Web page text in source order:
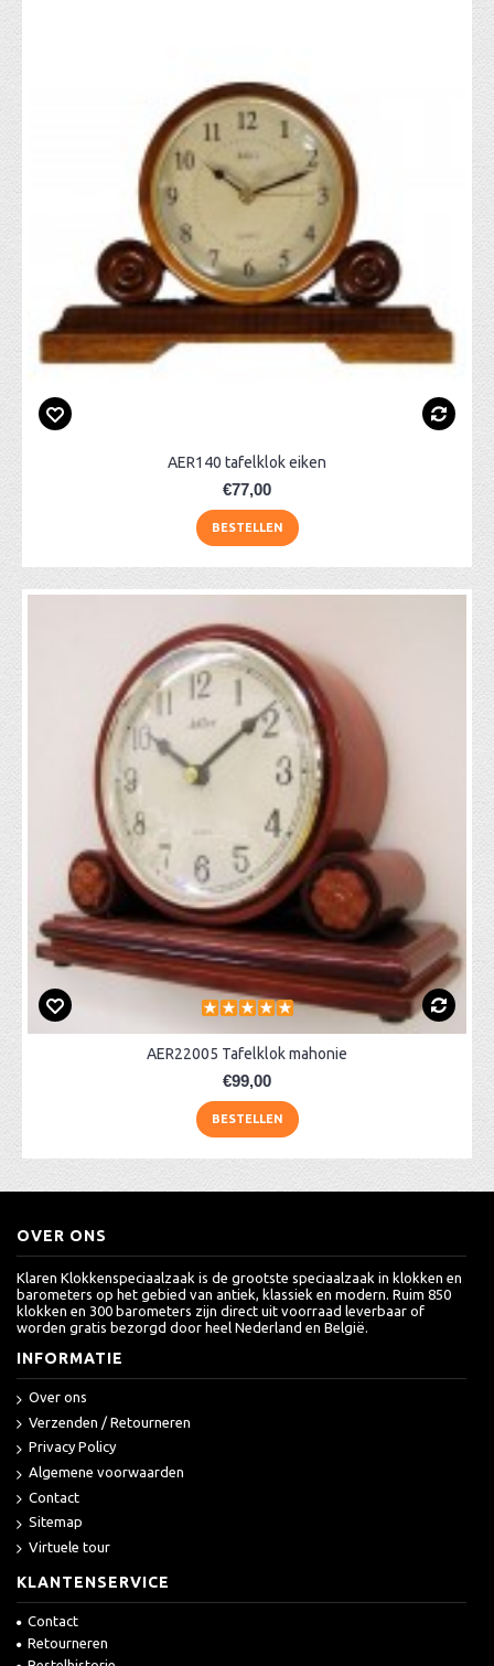
AER140 tafelklok eiken
€77,00
BESTELLEN
AER22005 Tafelklok mahonie
€99,00
BESTELLEN
OVER ONS
Klaren Klokkenspeciaalzaak is de grootste speciaalzaak in klokken en
barometers op het gebied van antiek, klassiek en modern. Ruim 850
klokken en 300 barometers zijn direct uit voorraad leverbaar of
worden gratis bezorgd door heel Nederland en België.
INFORMATIE
Over ons
Verzenden / Retourneren
Privacy Policy
Algemene voorwaarden
Contact
Sitemap
Virtuele tour
KLANTENSERVICE
Contact
Retourneren